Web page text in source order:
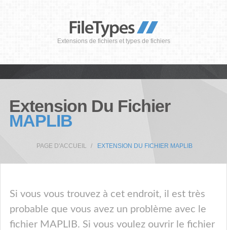
Extensions de fichiers et types de fichiers
Extension Du Fichier
MAPLIB
PAGE D'ACCUEIL EXTENSION DU FICHIER MAPLIB
Si vous vous trouvez à cet endroit, il est très
probable que vous avez un problème avec le
fichier MAPLIB. Si vous voulez ouvrir le fichier